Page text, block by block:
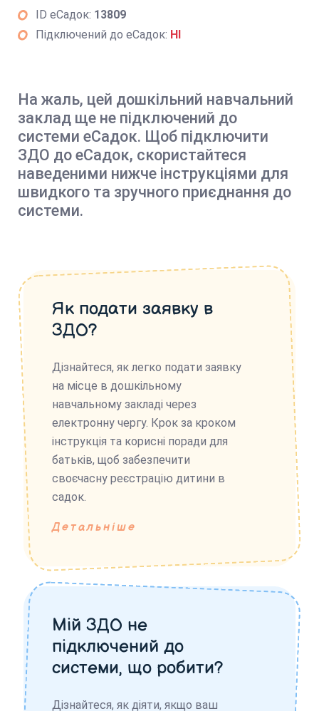
ID еСадок: 13809
Підключений до еСадок: НІ
На жаль, цей дошкільний навчальний
заклад ще не підключений до
системи еСадок. Щоб підключити
ЗДО до еСадок, скористайтеся
наведеними нижче інструкціями для
швидкого та зручного приєднання до
системи.
Як подати заявку в
ЗДО?
Дізнайтеся, як легко подати заявку
на місце в дошкільному
навчальному закладі через
електронну чергу. Крок за кроком
інструкція та корисні поради для
батьків, щоб забезпечити
своєчасну реєстрацію дитини в
садок.
Детальніше
Мій ЗДО не
підключений до
системи, що робити?
Дізнайтеся, як діяти, якщо ваш